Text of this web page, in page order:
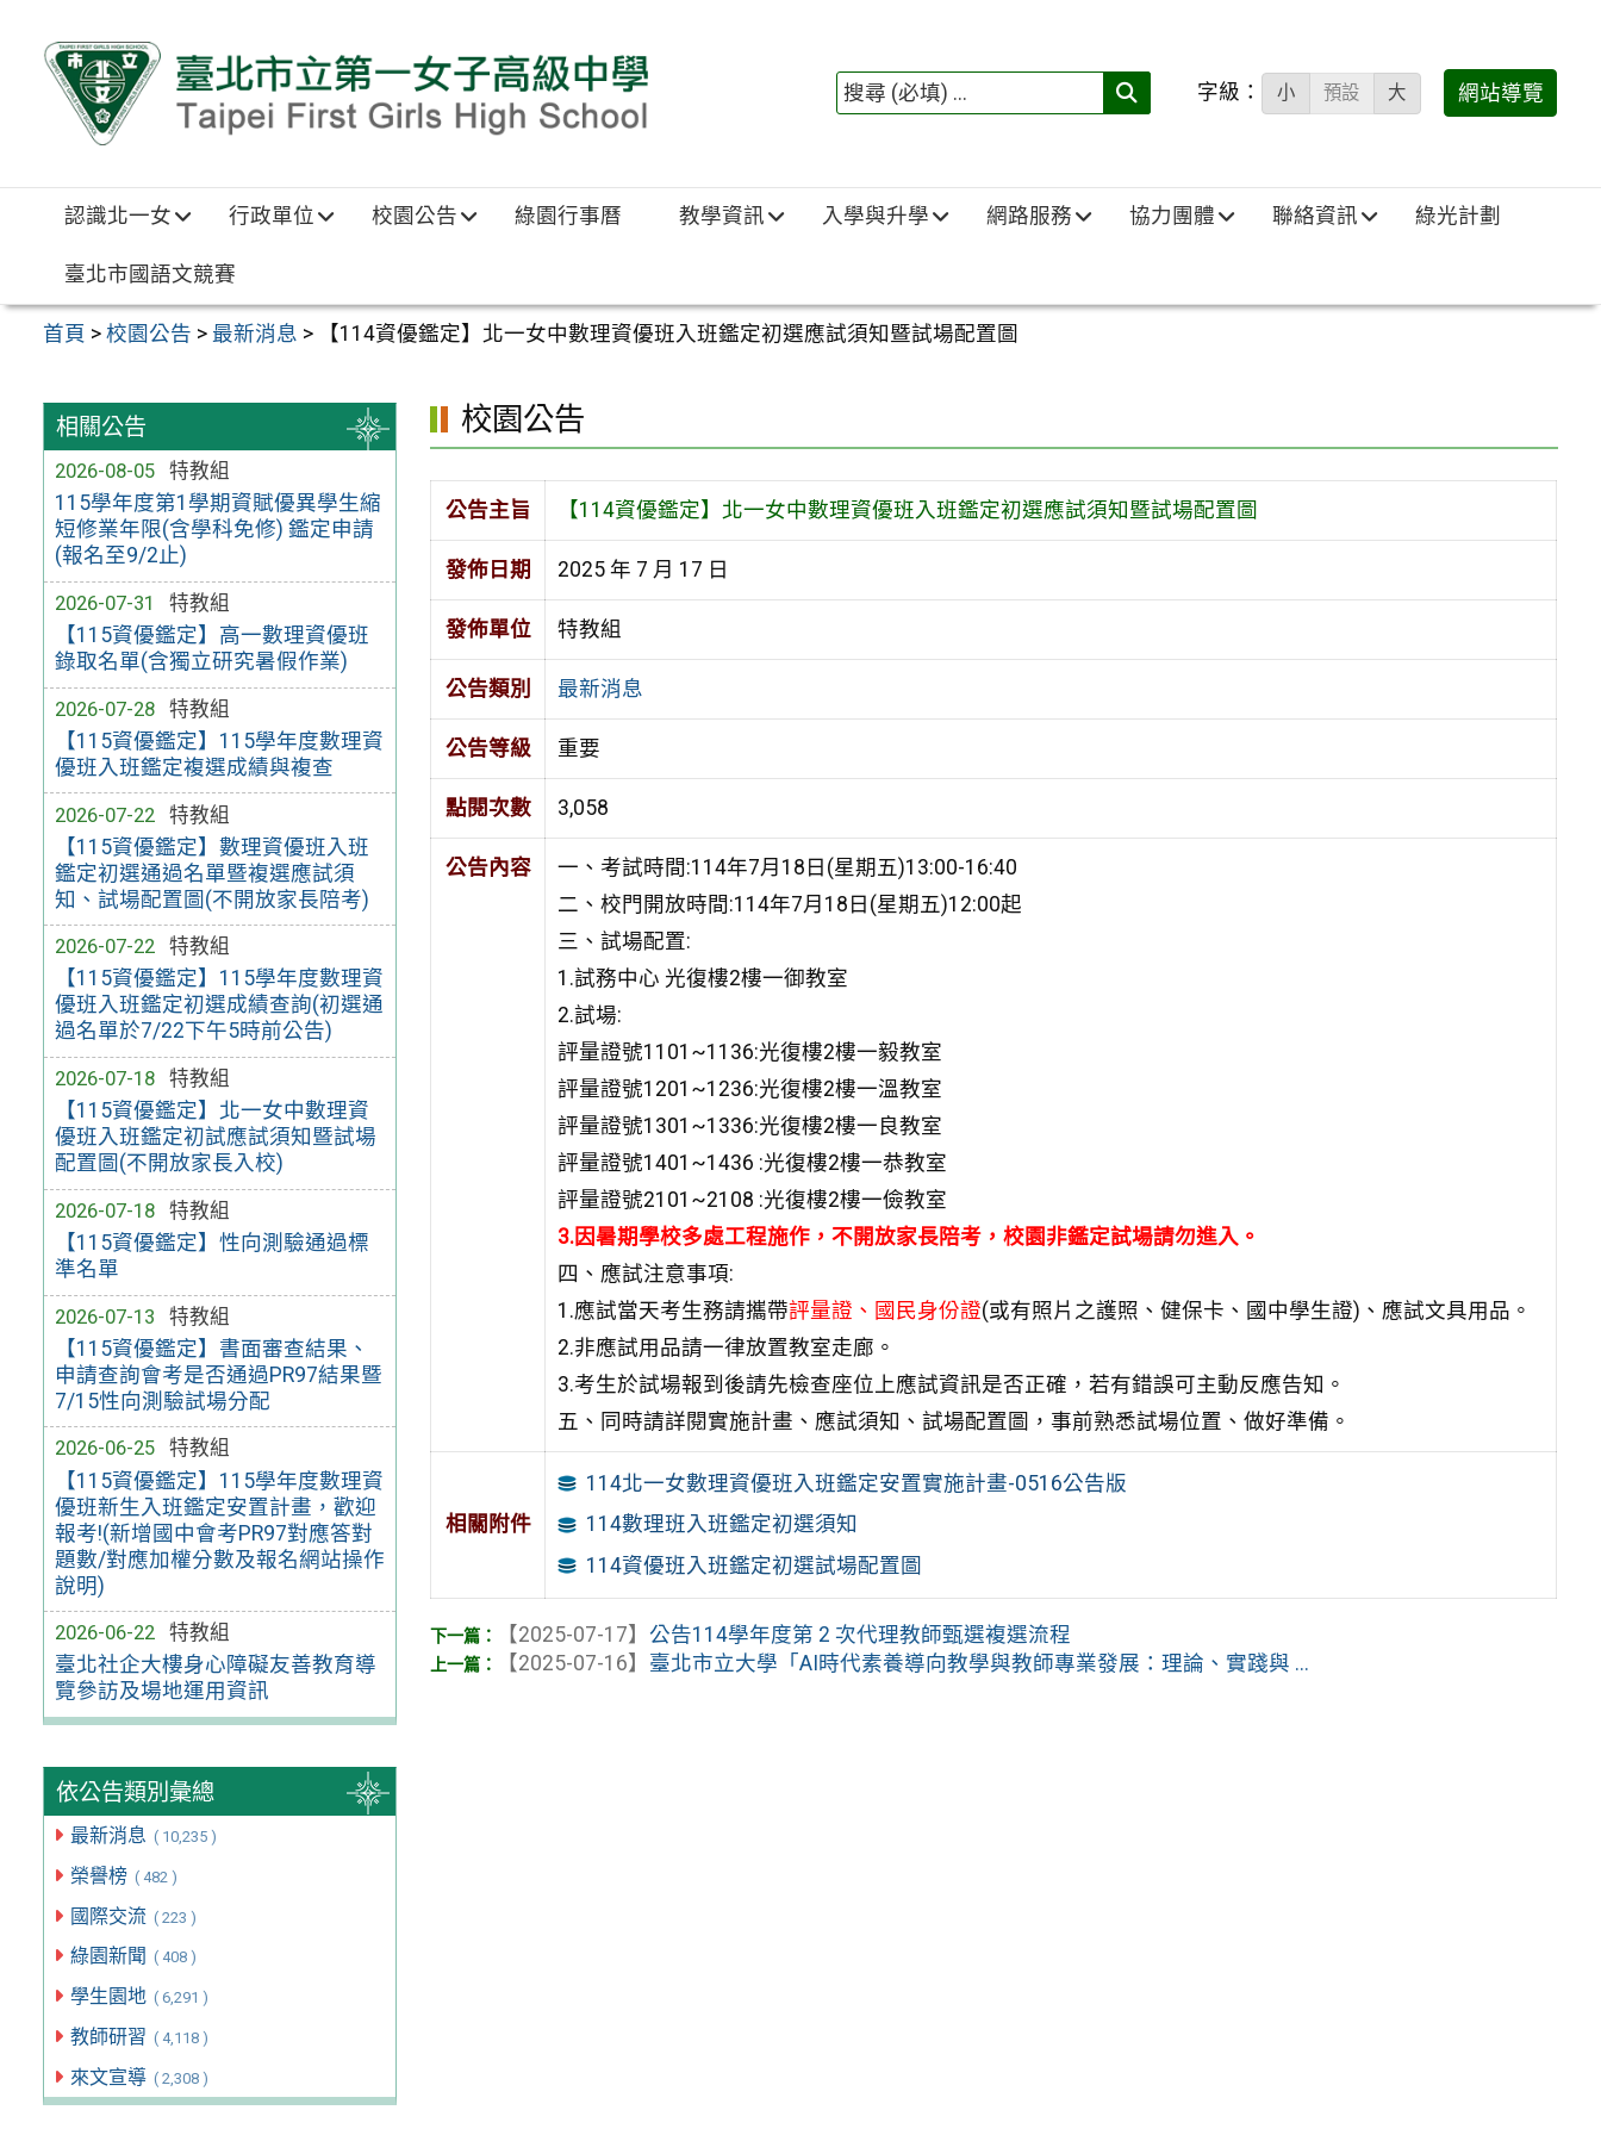
搜
填)：
字級： 小 預設 大 網站導覽
認識北一女 行政單位 校園公告 綠園行事曆 教學資訊 入學與升學 網路服務 協力團體 聯絡資訊 綠光計劃
臺北市國語文競賽
首頁 >校園公告 > 最新消息 > 【114資優鑑定】北一女中數理資優班入班鑑定初選應試須知暨試場配置圖
相關公告
2026-08-05
特教組
115學年度第1學期資賦優異學生縮
短修業年限(含學科免修) 鑑定申請
(報名至9/2止)
2026-07-31
特教組
【115資優鑑定】高一數理資優班
錄取名單(含獨立研究暑假作業)
2026-07-28
特教組
【115資優鑑定】115學年度數理資
優班入班鑑定複選成績與複查
2026-07-22
特教組
【115資優鑑定】數理資優班入班
鑑定初選通過名單暨複選應試須
知、試場配置圖(不開放家長陪考)
2026-07-22
特教組
【115資優鑑定】115學年度數理資
優班入班鑑定初選成績查詢(初選通
過名單於7/22下午5時前公告)
2026-07-18
特教組
【115資優鑑定】北一女中數理資
優班入班鑑定初試應試須知暨試場
配置圖(不開放家長入校)
2026-07-18
特教組
【115資優鑑定】性向測驗通過標
準名單
2026-07-13
特教組
【115資優鑑定】書面審查結果、
申請查詢會考是否通過PR97結果暨
7/15性向測驗試場分配
2026-06-25
特教組
【115資優鑑定】115學年度數理資
優班新生入班鑑定安置計畫，歡迎
報考!(新增國中會考PR97對應答對
題數/對應加權分數及報名網站操作
說明)
2026-06-22
特教組
臺北社企大樓身心障礙友善教育導
覽參訪及場地運用資訊
依公告類別彙總
最新消息 ( 10,235 )
榮譽榜 ( 482 )
國際交流 ( 223 )
綠園新聞 ( 408 )
學生園地 ( 6,291 )
教師研習 ( 4,118 )
來文宣導 ( 2,308 )
校園公告
公告主旨 【114資優鑑定】北一女中數理資優班入班鑑定初選應試須知暨試場配置圖
發佈日期 2025 年 7 月 17 日
發佈單位 特教組
公告類別 最新消息
公告等級 重要
點閱次數 3,058
公告內容
一、考試時間:114年7月18日(星期五)13:00-16:40
二、校門開放時間:114年7月18日(星期五)12:00起
三、試場配置:
1.試務中心 光復樓2樓一御教室
2.試場:
評量證號1101~1136:光復樓2樓一毅教室
評量證號1201~1236:光復樓2樓一溫教室
評量證號1301~1336:光復樓2樓一良教室
評量證號1401~1436 :光復樓2樓一恭教室
評量證號2101~2108 :光復樓2樓一儉教室
3.因暑期學校多處工程施作，不開放家長陪考，校園非鑑定試場請勿進入。
四、應試注意事項:
1.應試當天考生務請攜帶評量證、國民身份證(或有照片之護照、健保卡、國中學生證)、應試文具用品。
2.非應試用品請一律放置教室走廊。
3.考生於試場報到後請先檢查座位上應試資訊是否正確，若有錯誤可主動反應告知。
五、同時請詳閱實施計畫、應試須知、試場配置圖，事前熟悉試場位置、做好準備。
相關附件
114北一女數理資優班入班鑑定安置實施計畫-0516公告版
114數理班入班鑑定初選須知
114資優班入班鑑定初選試場配置圖
【2025-07-17】公告114學年度第 2 次代理教師甄選複選流程
【2025-07-16】 臺北市立大學「AI時代素養導向教學與教師專業發展：理論、實踐與 ...